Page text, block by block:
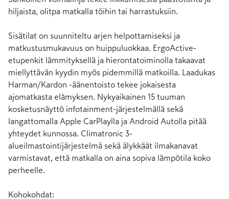
hiljaista, olitpa matkalla töihin tai harrastuksiin.
Sisätilat on suunniteltu arjen helpottamiseksi ja
matkustusmukavuus on huippuluokkaa. ErgoActive-
etupenkit lämmityksellä ja hierontatoiminolla takaavat
miellyttävän kyydin myös pidemmillä matkoilla. Laadukas
Harman/Kardon -äänentoisto tekee jokaisesta
ajomatkasta elämyksen. Nykyaikainen 15 tuuman
kosketusnäyttö infotainment-järjestelmällä sekä
langattomalla Apple CarPlaylla ja Android Autolla pitää
yhteydet kunnossa. Climatronic 3-
alueilmastointijärjestelmä sekä älykkäät ilmakanavat
varmistavat, että matkalla on aina sopiva lämpötila koko
perheelle.
Kohokohdat: